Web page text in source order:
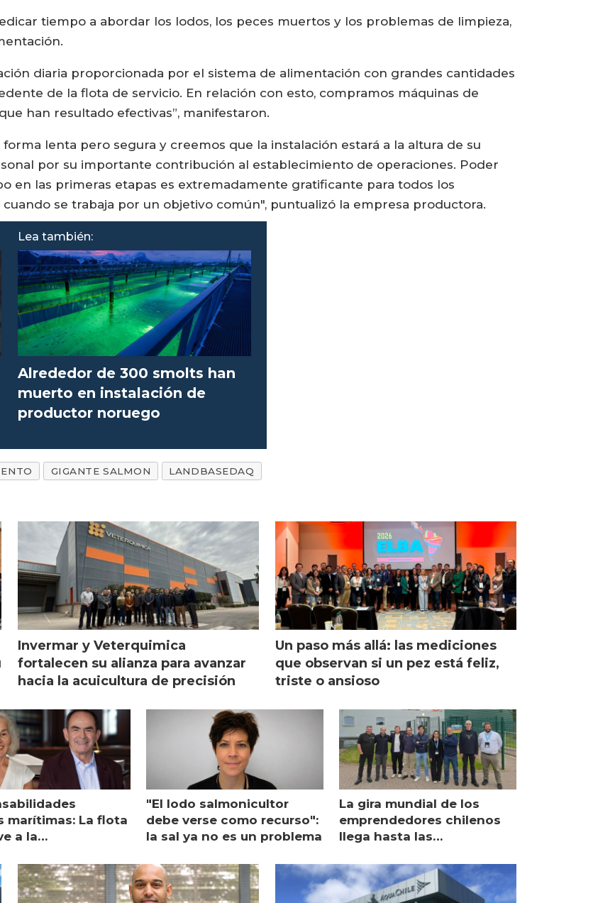
tiempo a abordar los lodos, los peces muertos y los problemas de limpieza,
diaria proporcionada por el sistema de alimentación con grandes cantidades
de la flota de servicio. En relación con esto, compramos máquinas de
han resultado efectivas”, manifestaron.
lenta pero segura y creemos que la instalación estará a la altura de su
por su importante contribución al establecimiento de operaciones. Poder
en las primeras etapas es extremadamente gratificante para todos los
se trabaja por un objetivo común", puntualizó la empresa productora.
Lea también:
Alrededor de 300 smolts han
muerto en instalación de
productor noruego
GIGANTE SALMON LANDBASEDAQ
Invermar y Veterquimica
fortalecen su alianza para avanzar
hacia la acuicultura de precisión
Un paso más allá: las mediciones
que observan si un pez está feliz,
triste o ansioso
marítimas: La flota
a la
"El lodo salmonicultor
debe verse como recurso":
la sal ya no es un problema
La gira mundial de los
emprendedores chilenos
llega hasta las
Escocia